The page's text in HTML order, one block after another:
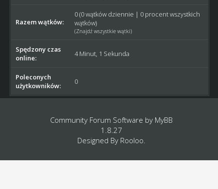
Razem wątków:
0 (0 wątków dziennie | 0 procent wszystkich
wątków)
(Znajdź wszystkie wątki)
Spędzony czas
online:
4 Minut, 1 Sekunda
Poleconych
użytkowników:
0
Community Forum Software by MyBB
1.8.27
Designed By Rooloo.